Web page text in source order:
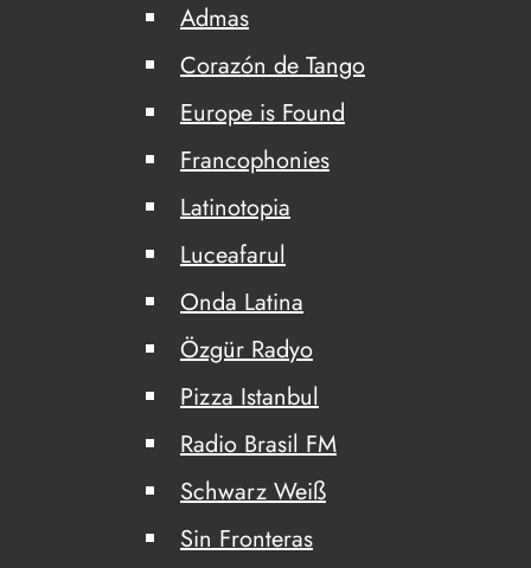
Admas
Corazón de Tango
Europe is Found
Francophonies
Latinotopia
Luceafarul
Onda Latina
Özgür Radyo
Pizza Istanbul
Radio Brasil FM
Schwarz Weiß
Sin Fronteras